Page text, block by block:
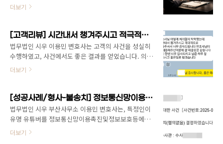
빙성이 높습니다. 4. 진술은 경찰이 타이핑을 해서 기재
유의합시다. 5. 조서 열람시 사소한 오타는 수정하지 않
아도 별달리 문제가 없지만, 중요한 사항이 잘못 기재되
지..
정되어 있습니다. 각 범죄의 종류에 따라서 일정한 금액
이상의 벌금형인 경우 당연퇴직 사유가 되어 공무원을
정되는 편이므로, 공무원이 형사사건에 연루된 경우 최
대한 보수적인 입장에서 초동단계에서부터 준비를 잘
해야 할 것입니다. 📞 법무법인 시우 이용민 변호사 추천
관련된 형사사건에 대하여 전문적이고 체계적인 상담이
필요하다면, 법무법인 시우 이용민 변호사께 연락해 보
고 있습니다. 대한변호사협회 우수변호사상 수상민사·
형사 전문 변호사로 등록전화번호: 051-503-6699 /
010-7540-6..
더보기
[고객리뷰] 시간내서 챙겨주시고 적극적으로 도와주셔서 너무 감사드립니다 [법무법인 시우 부산 형사전문변호사 이용민]
법무법인 시우 이용민 변호사는 고객의 사건을 성실히
수행하였고, 사건에서도 좋은 결과를 얻었습니다. 의뢰
인께서는 만족함과 동시에 감사하다는 메시지를 보내
주셨습니다 . 법무법인 시우의 이용민 변호사는대한변
사·민사 전문변호사로서, 신속하고 정확한 법률서비스
를 제공합니다. 사건의뢰/법률상담(유료) 문의 051-
503-6699 / 010-7540-6939📧 ymlee@siwoolaw.kr
더보기
[성공사례/형사-불송치] 정보통신망이용촉진및정보보호등에관한법률위반(명예훼손) 등
법무법인 시우 부산사무소 이용민 변호사는, 특정인이
유명 유튜버를 정보통신망이용촉진및정보보호등에관
한법률위반(명예훼손) 등 으로 고소한 사건에서 유명 유
튜버를 변호하였고, 연제경찰서는 2025. 12. 5. 의뢰인
더보기